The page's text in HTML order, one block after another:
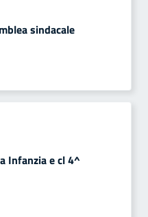
sindacale
Infanzia e cl 4^